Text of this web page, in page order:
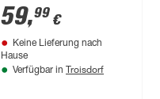
warmweiß,
tageslichtweiß,
Farbwechsler Ø 28 x
185 cm
59,99 €
Keine Lieferung nach
Hause
Verfügbar in Troisdorf